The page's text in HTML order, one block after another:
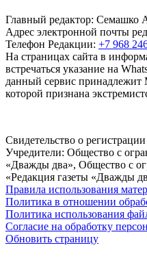
Главный редактор: Семашко
Адрес электронной почты
Телефон Редакции: +7 968
На страницах сайта в
встречаться указание на
данный сервис принадлежит
которой признана
Свидетельство о
Учредители: Общество с
«Дважды два», Общество с
«Редакция газеты «Дважды
Правила использования
Политика в отношении
Политика использования
Согласие на обработку
Обновить страницу